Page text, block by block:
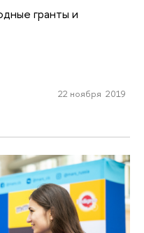
гранты и
22 ноября 2019